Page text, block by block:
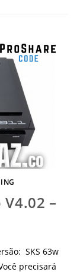
–
SKS 63w
precisará